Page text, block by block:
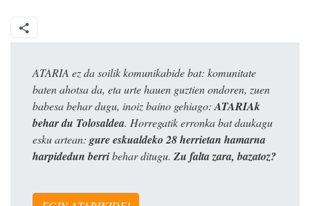
ATARIA ez da soilik komunikabide bat: komunitate
baten ahotsa da, eta urte hauen guztien ondoren, zuen
babesa behar dugu, inoiz baino gehiago: ATARIAk
behar du Tolosaldea. Horregatik erronka bat daukagu
esku artean: gure eskualdeko 28 herrietan hamarna
harpidedun berribehar ditugu. Zu falta zara, bazatoz?